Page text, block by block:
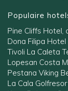
Populaire
Pine Cliffs Hotel,
Dona Filipa Hotel
Tivoli La Caleta
Lopesan Costa
Pestana Viking
La Cala